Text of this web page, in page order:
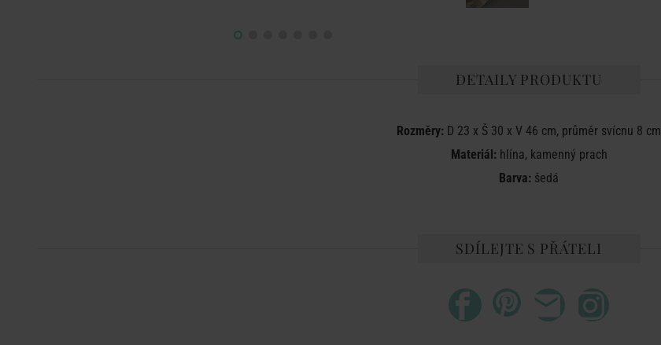
DETAILY PRODUKTU
Rozměry: D 23 x Š 30 x V 46 cm, průměr svícnu 8 cm
Materiál:hlína, kamenný prach
Barva: šedá
SDÍLEJTE S PŘÁTELI